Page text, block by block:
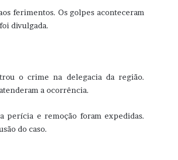
ferimentos. Os golpes aconteceram
divulgada.
o crime na delegacia da região.
a ocorrência.
perícia e remoção foram expedidas.
do caso.